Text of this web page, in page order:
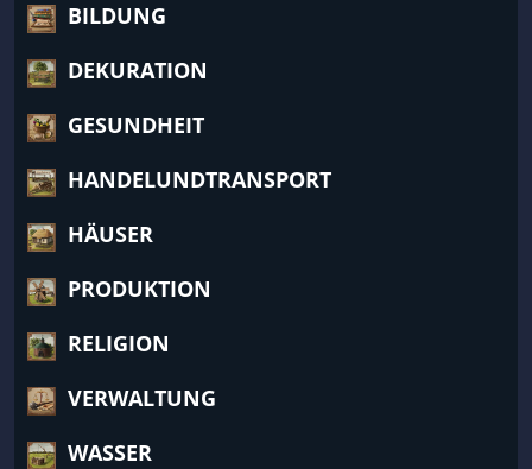
BILDUNG
DEKURATION
GESUNDHEIT
HANDELUNDTRANSPORT
HÄUSER
PRODUKTION
RELIGION
VERWALTUNG
WASSER